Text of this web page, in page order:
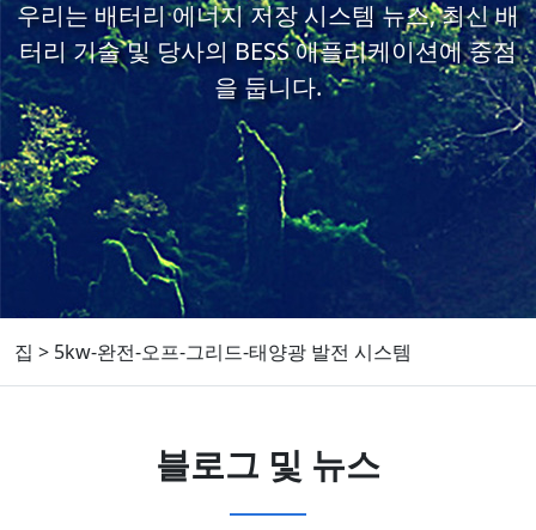
우리는 배터리 에너지 저장 시스템 뉴스, 최신 배
터리 기술 및 당사의 BESS 애플리케이션에 중점
을 둡니다.
집 > 5kw-완전-오프-그리드-태양광 발전 시스템
블로그 및 뉴스